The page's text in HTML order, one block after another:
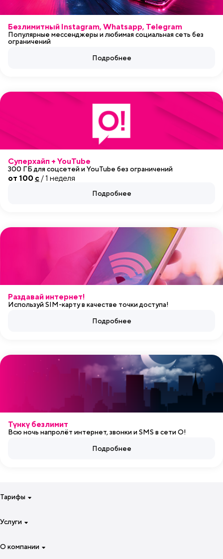
Безлимитный Instagram, Whatsapp, Telegram
Популярные мессенджеры и любимая социальная сеть без
ограничений
Подробнее
Суперхайп + YouTube
300 ГБ для соцсетей и YouTube без ограничений
от 100 c / 1 неделя
Подробнее
Раздавай интернет!
Используй SIM-карту в качестве точки доступа!
Подробнее
Түнкү безлимит
Всю ночь напролёт интернет, звонки и SMS в сети O!
Подробнее
Тарифы
Для смартфона на 4 недели
Услуги
О компании